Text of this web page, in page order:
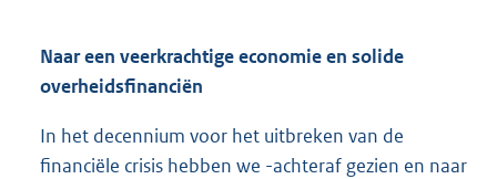
Naar een veerkrachtige economie en solide
overheidsfinanciën
In het decennium voor het uitbreken van de
financiële crisis hebben we -achteraf gezien en naar